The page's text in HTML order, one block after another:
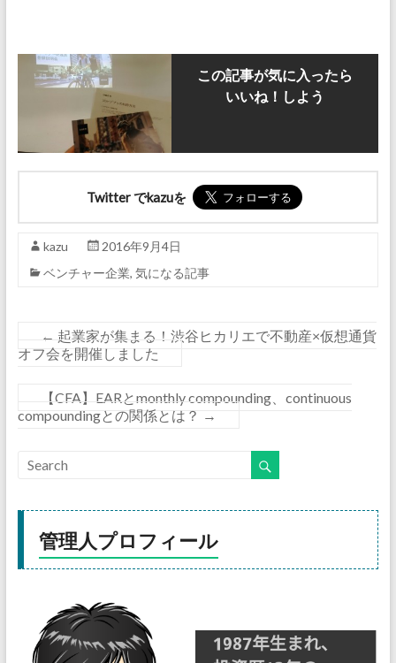
この記事が気に入ったら
いいね！しよう
Twitter でkazuを
kazu
2016年9月4日
ベンチャー企業, 気になる記事
← 起業家が集まる！渋谷ヒカリエで不動産×仮想通貨
オフ会を開催しました
【CFA】EARとmonthly compounding、continuous
compoundingとの関係とは？ →
管理人プロフィール